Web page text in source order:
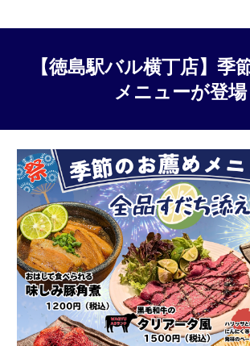
【徳島駅バル横丁店】季
メニューが登場